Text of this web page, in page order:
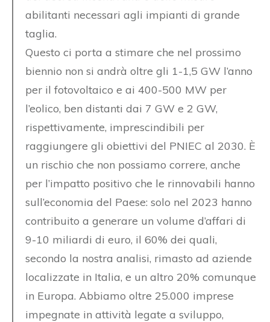
abilitanti necessari agli impianti di grande
taglia.
Questo ci porta a stimare che nel prossimo
biennio non si andrà oltre gli 1-1,5 GW l’anno
per il fotovoltaico e ai 400-500 MW per
l’eolico, ben distanti dai 7 GW e 2 GW,
rispettivamente, imprescindibili per
raggiungere gli obiettivi del PNIEC al 2030. È
un rischio che non possiamo correre, anche
per l’impatto positivo che le rinnovabili hanno
sull’economia del Paese: solo nel 2023 hanno
contribuito a generare un volume d’affari di
9-10 miliardi di euro, il 60% dei quali,
secondo la nostra analisi, rimasto ad aziende
localizzate in Italia, e un altro 20% comunque
in Europa. Abbiamo oltre 25.000 imprese
impegnate in attività legate a sviluppo,